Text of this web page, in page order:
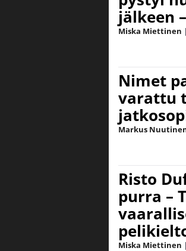
jälkeen
Miska Miettinen |
Nimet
varattu
Markus
Risto
purra –
Miska Miettinen |